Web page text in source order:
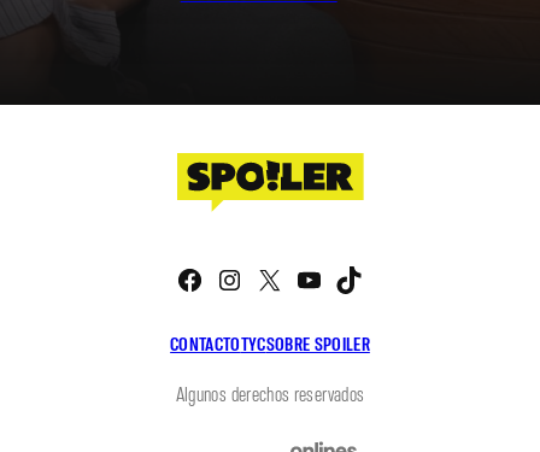
CONTACTOTYCSOBRE SPOILER
Facebook
Instagram
X YouTube
Algunos derechos reservados